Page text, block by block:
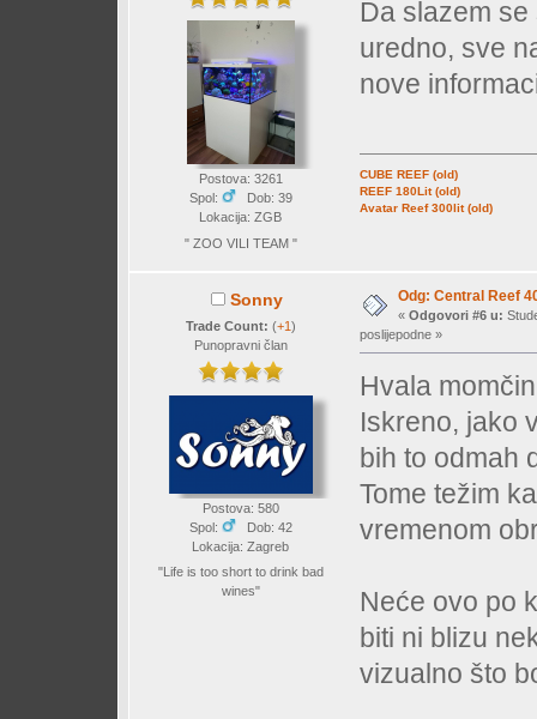
Postova: 3261
Spol:
Dob: 39
Lokacija: ZGB
" ZOO VILI TEAM "
Da slazem
uredno, sve
nove
CUBE REEF (old)
REEF 180Lit (old)
Avatar Reef 300lit (old)
Sonny
Trade Count: (+1)
Punopravni član
Postova: 580
Spol:
Dob: 42
Lokacija: Zagreb
"Life is too short to drink bad
wines"
Odg: Central Reef
« Odgovori #6 u:
poslijepodne »
Hvala
Iskreno, jako
bih to odmah
Tome težim
vremenom
Neće ovo po
biti ni blizu
vizualno što